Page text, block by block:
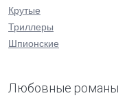
Крутые
Триллеры
Шпионские
Любовные романы